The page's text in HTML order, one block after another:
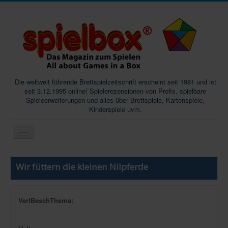
Die weltweit führende Brettspielzeitschrift erscheint seit 1981 und ist
seit 3.12.1995 online! Spielerezensionen von Profis, spielbare
Spieleerweiterungen und alles über Brettspiele, Kartenspiele,
Kinderspiele uvm.
Start
Wir füttern die kleinen Nilpferde
VerlBeschThema: